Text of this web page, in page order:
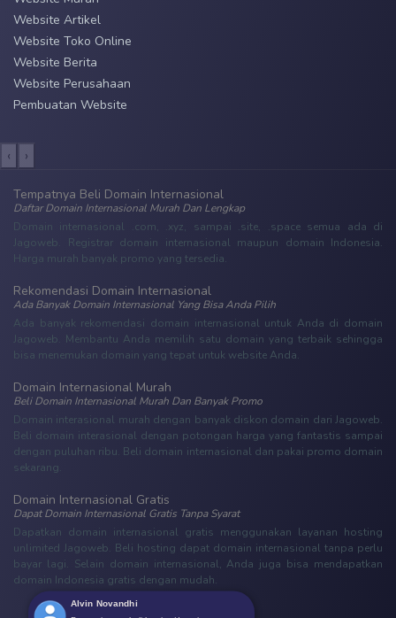
Website Artikel
Website Toko Online
Website Berita
Website Perusahaan
Pembuatan Website
‹ ›
Tempatnya Beli Domain Internasional
Daftar Domain Internasional Murah Dan Lengkap
Domain internasional .com, .xyz, sampai .site, .space semua ada di
Jagoweb. Registrar domain internasional maupun domain Indonesia.
Harga murah banyak promo yang tersedia.
Rekomendasi Domain Internasional
Ada Banyak Domain Internasional Yang Bisa Anda Pilih
Ada banyak rekomendasi domain internasional untuk Anda di domain
Jagoweb. Membantu Anda memilih satu domain yang terbaik sehingga
bisa menemukan domain yang tepat untuk website Anda.
Domain Internasional Murah
Beli Domain Internasional Murah Dan Banyak Promo
Domain interasional murah dengan banyak diskon domain dari Jagoweb.
Beli domain interasional dengan potongan harga yang fantastis sampai
dengan puluhan ribu. Beli domain internasional dan pakai promo domain
sekarang.
Domain Internasional Gratis
Dapat Domain Internasional Gratis Tanpa Syarat
Dapatkan domain internasional gratis menggunakan layanan hosting
unlimited Jagoweb. Beli hosting dapat domain internasional tanpa perlu
bayar lagi. Selain domain internasional, Anda juga bisa mendapatkan
domain Indonesia gratis dengan mudah.